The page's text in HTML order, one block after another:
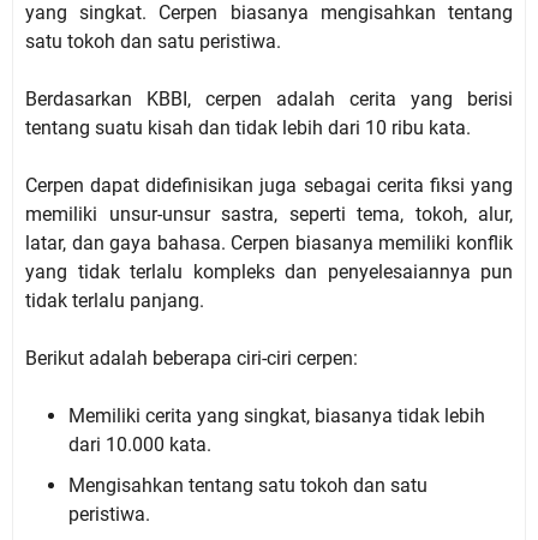
yang singkat. Cerpen biasanya mengisahkan tentang
satu tokoh dan satu peristiwa.
Berdasarkan KBBI, cerpen adalah cerita yang berisi
tentang suatu kisah dan tidak lebih dari 10 ribu kata.
Cerpen dapat didefinisikan juga sebagai cerita fiksi yang
memiliki unsur-unsur sastra, seperti tema, tokoh, alur,
latar, dan gaya bahasa. Cerpen biasanya memiliki konflik
yang tidak terlalu kompleks dan penyelesaiannya pun
tidak terlalu panjang.
Berikut adalah beberapa ciri-ciri cerpen:
Memiliki cerita yang singkat, biasanya tidak lebih
dari 10.000 kata.
Mengisahkan tentang satu tokoh dan satu
peristiwa.